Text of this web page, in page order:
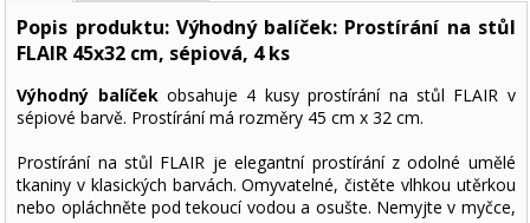
Popis produktu: Výhodný balíček: Prostírání na stůl
FLAIR 45x32 cm, sépiová, 4 ks
Výhodný balíčekobsahuje 4 kusy prostírání na stůl FLAIR v
sépiové barvě. Prostírání má rozměry 45 cm x 32 cm.
Prostírání na stůl FLAIR je elegantní prostírání z odolné umělé
tkaniny v klasických barvách. Omyvatelné, čistěte vlhkou utěrkou
nebo opláchněte pod tekoucí vodou a osušte. Nemyjte v myčce,